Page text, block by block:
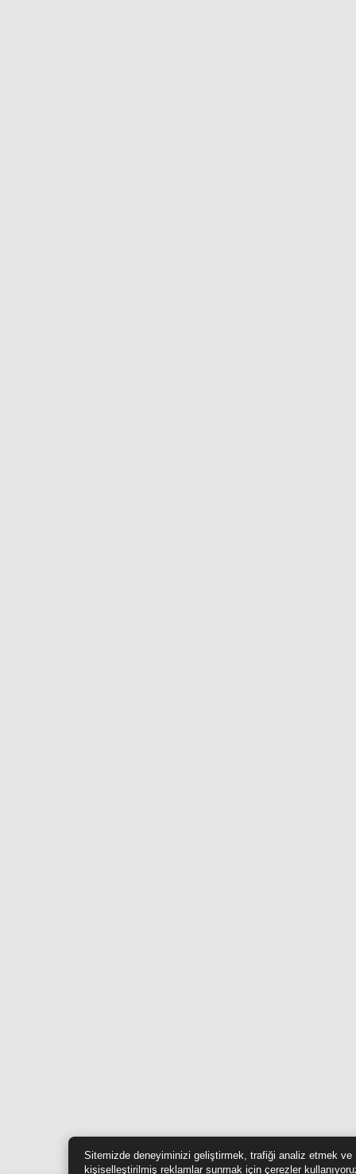
Sitemizde deneyiminizi geliştirmek, trafiği analiz etmek ve
kişiselleştirilmiş reklamlar sunmak için çerezler